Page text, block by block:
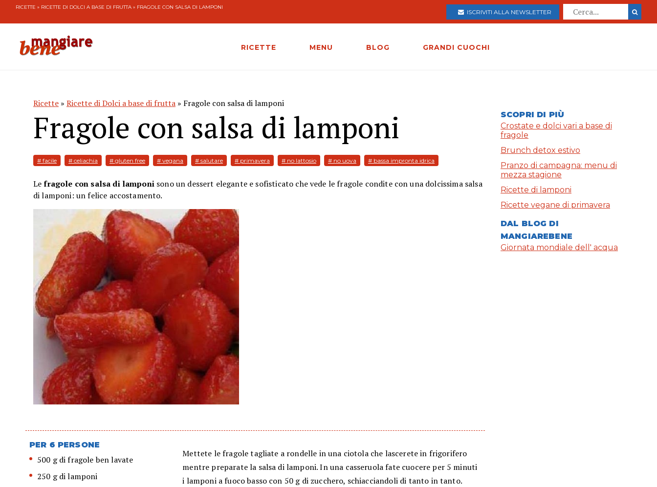
RICETTE » RICETTE DI DOLCI A BASE DI FRUTTA » FRAGOLE CON SALSA DI LAMPONI
ISCRIVITI ALLA NEWSLETTER
RICETTE MENU BLOG GRANDI CUOCHI
Ricette » Ricette di Dolci a base di frutta » Fragole con salsa di lamponi
Fragole con salsa di lamponi
# facile # celiachia # gluten free # vegana # salutare # primavera # no lattosio # no uova # bassa impronta idrica
Lefragole con salsa di lamponisono un dessert elegante e sofisticato che vede le fragole condite con una dolcissima salsa
di lamponi: un felice accostamento.
PER 6 PERSONE
500 g di fragole ben lavate
250 g di lamponi
Mettete le fragole tagliate a rondelle in una ciotola che lascerete in frigorifero
mentre preparate la salsa di lamponi. In una casseruola fate cuocere per 5 minuti
i lamponi a fuoco basso con 50 g di zucchero, schiacciandoli di tanto in tanto.
SCOPRI DI PIÙ
Crostate e dolci vari a base di
fragole
Brunch detox estivo
Pranzo di campagna: menu di
mezza stagione
Ricette di lamponi
Ricette vegane di primavera
DAL BLOG DI
MANGIAREBENE
Giornata mondiale dell' acqua